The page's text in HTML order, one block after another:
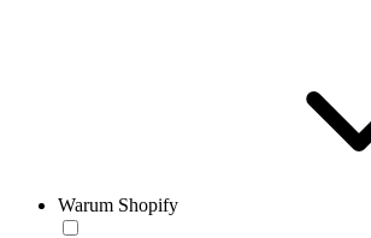
Warum Shopify